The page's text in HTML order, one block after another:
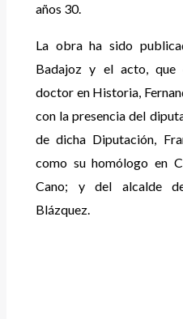
años 30.
La obra ha sido
Badajoz y el acto, que
doctor en Historia,
con la presencia del
de dicha Diputación,
como su homólogo en
Cano; y del alcalde
Blázquez.